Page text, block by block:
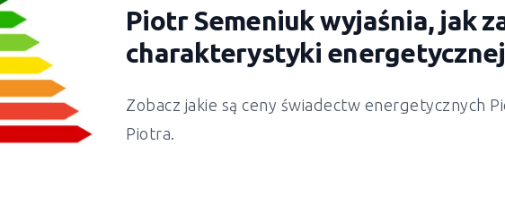
Piotr Semeniuk wyjaśnia, jak
charakterystyki energetycznej
Zobacz jakie są ceny świadectw energetycznych
Piotra.